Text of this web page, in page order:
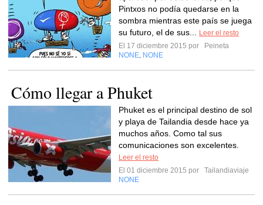
Pintxos no podía quedarse en la
sombra mientras este país se juega
su futuro, el de sus...
Leer el resto
El 17 diciembre 2015 por
Peineta
NONE NONE
Cómo llegar a Phuket
Phuket es el principal destino de sol
y playa de Tailandia desde hace ya
muchos años. Como tal sus
comunicaciones son excelentes.
Leer el resto
El 01 diciembre 2015 por
Tailandiaviaje
NONE